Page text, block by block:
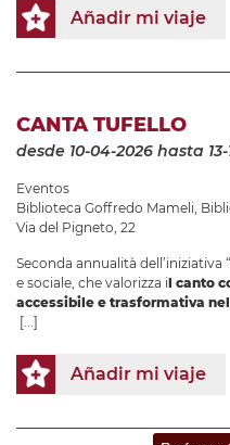
Añadir mi viaje
CANTA TUFELLO
desde 10-04-2026 hasta 13-
Eventos
Biblioteca Goffredo Mameli,
Via del Pigneto, 22
Seconda annualità
e sociale, che valorizza il canto
accessibile e trasformativa
[...]
Añadir mi viaje